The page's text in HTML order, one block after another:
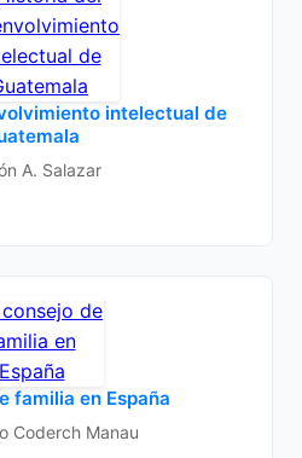
intelectual de
A. Salazar
familia en España
Coderch Manau